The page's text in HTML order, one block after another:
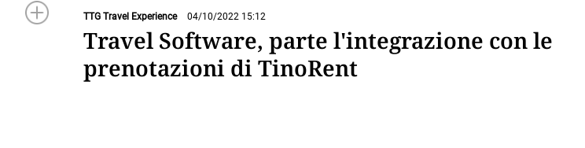
TTG Travel Experience 04/10/2022 15:12
Travel Software, parte l'integrazione con le
prenotazioni di TinoRent